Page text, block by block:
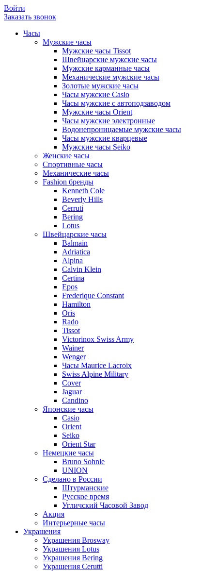
Войти
Заказать звонок
Часы
Мужские часы
Мужские часы Tissot
Швейцарские мужские часы
Мужские карманные часы
Механические мужские часы
Золотые мужские часы
Часы мужские Casio
Часы мужские с автоподзаводом
Мужские часы Orient
Часы мужские электронные
Водонепроницаемые мужские часы
Часы мужские кварцевые
Мужские часы Seiko
Женские часы
Спортивные часы
Механические часы
Fashion бренды
Kenneth Cole
Beverly Hills
Cerruti
Bering
Lotus
Швейцарские часы
Balmain
Adriatica
Alpina
Calvin Klein
Certina
Epos
Frederique Constant
Hamilton
Oris
Rado
Tissot
Victorinox Swiss Army
Wainer
Wenger
Часы Maurice Lacroix
Swiss Alpine Military
Cover
Jaguar
Candino
Японские часы
Casio
Orient
Seiko
Orient Star
Немецкие часы
Bruno Sohnle
UNION
Сделано в России
Штурманские
Русское время
Угличский Часовой Завод
Акция
Интерьерные часы
Украшения
Украшения Brosway
Украшения Lotus
Украшения Bering
Украшения Cerutti